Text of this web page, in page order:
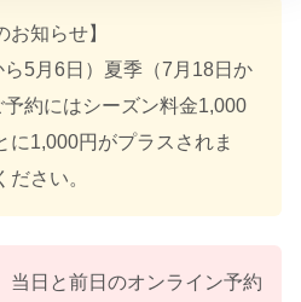
お知らせ】
5月6日）夏季（7月18日か
約にはシーズン料金1,000
に1,000円がプラスされま
さい。
当日と前日のオンライン予約